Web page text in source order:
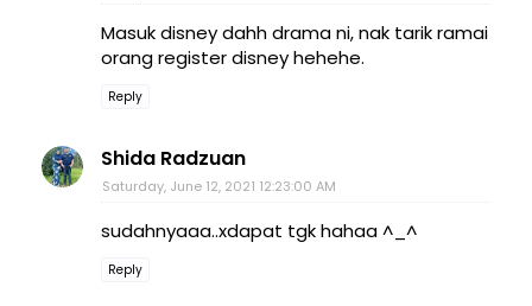
Masuk disney dahh drama ni, nak tarik ramai
orang register disney hehehe.
Reply
Shida Radzuan
Saturday, June 12, 2021 12:23:00 AM
sudahnyaaa..xdapat tgk hahaa ^_^
Reply